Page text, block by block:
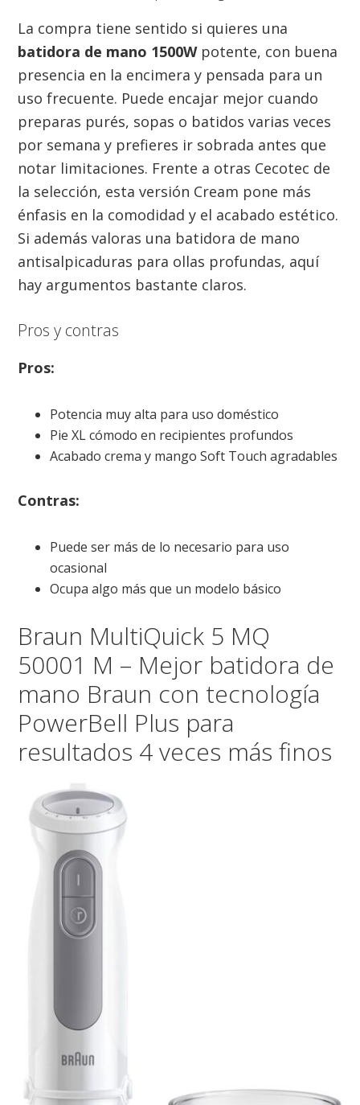
La compra tiene sentido si quieres una
batidora de mano 1500Wpotente, con buena
presencia en la encimera y pensada para un
uso frecuente. Puede encajar mejor cuando
preparas purés, sopas o batidos varias veces
por semana y prefieres ir sobrada antes que
notar limitaciones. Frente a otras Cecotec de
la selección, esta versión Cream pone más
énfasis en la comodidad y el acabado estético.
Si además valoras una batidora de mano
antisalpicaduras para ollas profundas, aquí
hay argumentos bastante claros.
Pros y contras
Pros:
Potencia muy alta para uso doméstico
Pie XL cómodo en recipientes profundos
Acabado crema y mango Soft Touch agradables
Contras:
Puede ser más de lo necesario para uso
ocasional
Ocupa algo más que un modelo básico
Braun MultiQuick 5 MQ
50001 M – Mejor batidora de
mano Braun con tecnología
PowerBell Plus para
resultados 4 veces más finos